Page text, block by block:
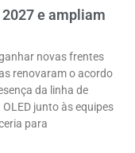
2027 e ampliam
novas frentes
renovaram o acordo
da linha de
junto às equipes
para